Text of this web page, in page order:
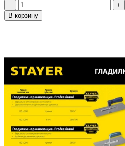
−
+
В корзину